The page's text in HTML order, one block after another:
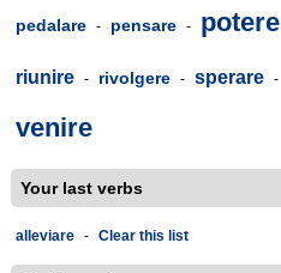
pedalare - pensare - potere
riunire - rivolgere - sperare -
venire
Your last verbs
alleviare - Clear this list